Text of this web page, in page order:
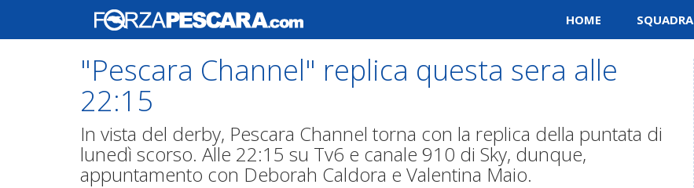
HOME SQUADRA
"Pescara Channel" replica questa sera alle
22:15
In vista del derby, Pescara Channel torna con la replica della puntata di
lunedì scorso. Alle 22:15 su Tv6 e canale 910 di Sky, dunque,
appuntamento con Deborah Caldora e Valentina Maio.